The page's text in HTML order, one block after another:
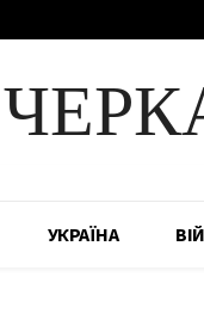
УКРАЇНА